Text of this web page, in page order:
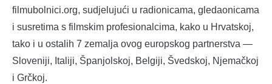
filmubolnici.org, sudjelujući u radionicama, gledaonicama
i susretima s filmskim profesionalcima, kako u Hrvatskoj,
tako i u ostalih 7 zemalja ovog europskog partnerstva —
Sloveniji, Italiji, Španjolskoj, Belgiji, Švedskoj, Njemačkoj
i Grčkoj.